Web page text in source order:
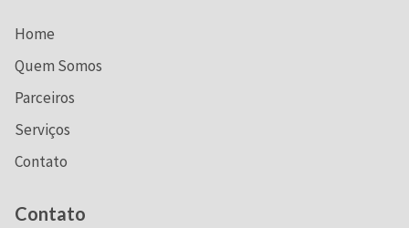
Home
Quem Somos
Parceiros
Serviços
Contato
Contato